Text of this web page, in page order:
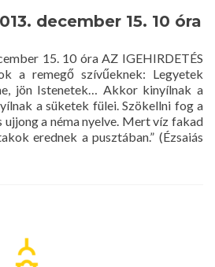
december 15. 10 óra
15. 10 óra AZ IGEHIRDETÉS
a remegő szívűeknek: Legyetek
jön Istenetek… Akkor kinyílnak a
a süketek fülei. Szökellni fog a
ujjong a néma nyelve. Mert víz fakad
erednek a pusztában.” (Ézsaiás